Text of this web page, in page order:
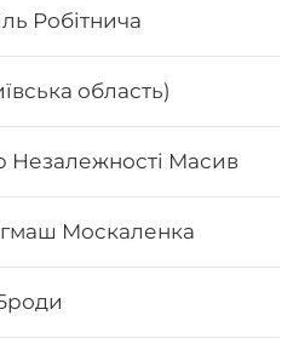
Робітнича
область)
Незалежності Масив
Москаленка
авокадо, салат, огірок, сир